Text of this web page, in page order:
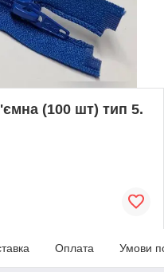
(100 шт) тип 5.
Оплата Умови